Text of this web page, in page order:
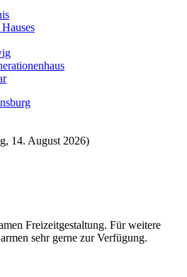
14. August 2026)
Freizeitgestaltung. Für weitere
sehr gerne zur Verfügung.